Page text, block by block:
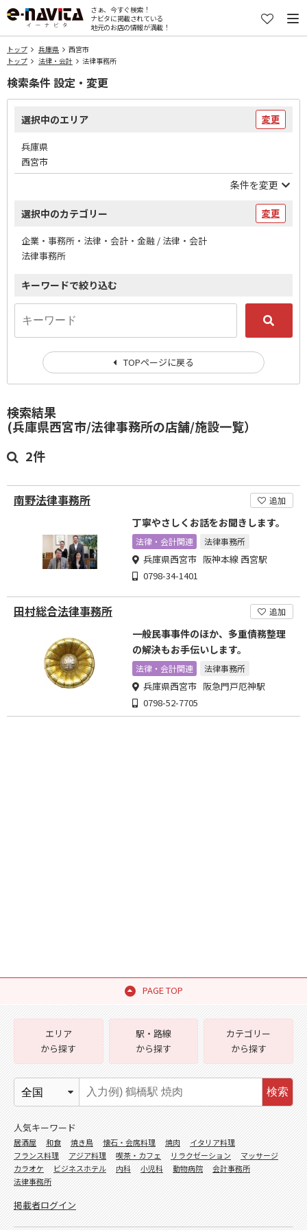
さぁ、今すぐ検索！
ナビタに掲載されている
地元のお店の情報が満載！
トップ 兵庫県
西宮市
トップ
法律・会計 法律事務所
検索結果
(兵庫県西宮市/法律事務所の店舗/施設一覧）
2件
南野法律事務所 追加
丁寧やさしくお話をお聞きします。
法律・会計関連 法律事務所
兵庫県西宮市 阪神本線 西宮駅
0798-34-1401
田村総合法律事務所 追加
一般民事事件のほか、多重債務整理
の解決もお手伝いします。
法律・会計関連 法律事務所
兵庫県西宮市 阪急門戸厄神駅
0798-52-7705
検索条件 設定・変更
選択中のエリア 変更
兵庫県
西宮市
条件を変更
選択中のカテゴリー 変更
企業・事務所・法律・会計・金融 / 法律・会計
法律事務所
キーワードで絞り込む
TOPページに戻る
PAGE TOP
エリア
から探す
駅・路線
から探す
カテゴリー
から探す
検索
人気キーワード
居酒屋 和食 焼き鳥 懐石・会席料理 焼肉
イタリア料理
フランス料理
アジア料理 喫茶・カフェ リラクゼーション
マッサージ
カラオケ
ビジネスホテル 内科 小児科 動物病院
会計事務所
法律事務所
掲載者ログイン